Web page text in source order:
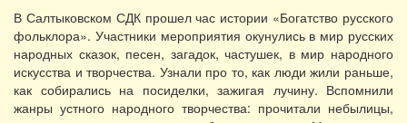
В Салтыковском СДК прошел час истории «Богатство русского
фольклора». Участники мероприятия окунулись в мир русских
народных сказок, песен, загадок, частушек, в мир народного
искусства и творчества. Узнали про то, как люди жили раньше,
как собирались на посиделки, зажигая лучину. Вспомнили
жанры устного народного творчества: прочитали небылицы,